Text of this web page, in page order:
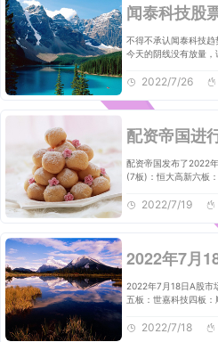
闻泰科技股
不得不承认闻泰科技趋
今天的阴线没有放量，
2022/7/26
配资帝国发布了2022
(7板)：恒大高新六板
2022/7/19
2022年7月
2022年7月18日A股市
五板：世嘉科技四板：
2022/7/18